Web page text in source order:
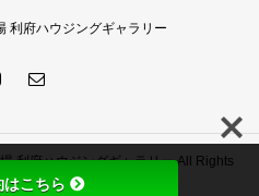
利府ハウジングギャラリー
利府ハウジングギャラリー All Rights
はこちら